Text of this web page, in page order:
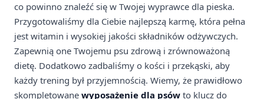
co powinno znaleźć się w Twojej wyprawce dla pieska.
Przygotowaliśmy dla Ciebie najlepszą karmę, która pełna
jest witamin i wysokiej jakości składników odżywczych.
Zapewnią one Twojemu psu zdrową i zrównoważoną
dietę. Dodatkowo zadbaliśmy o kości i przekąski, aby
każdy trening był przyjemnością. Wiemy, że prawidłowo
skompletowane wyposażenie dla psów to klucz do